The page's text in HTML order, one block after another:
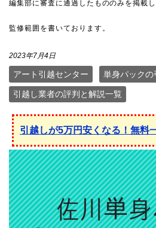
2023年7月4日
アート引越センター 単身パックの
引越し業者の評判と解説一覧
引越しが5万円安くなる！無料